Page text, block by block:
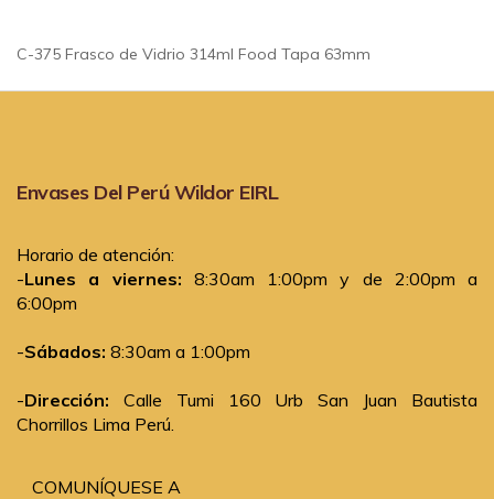
C-375 Frasco de Vidrio 314ml Food Tapa 63mm
Envases Del Perú Wildor EIRL
Horario de atención:
-Lunes a viernes: 8:30am 1:00pm y de 2:00pm a
6:00pm
-Sábados: 8:30am a 1:00pm
-Dirección: Calle Tumi 160 Urb San Juan Bautista
Chorrillos Lima Perú.
COMUNÍQUESE A